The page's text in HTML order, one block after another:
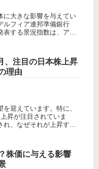
に大きな影響を与えてい
ルフィア連邦準備銀行
表する景況指数は、アメ
、注目の日本株上昇
理由
迎えています。特に、
昇が注目されていま
、なぜそれが上昇する
株価に与える影響